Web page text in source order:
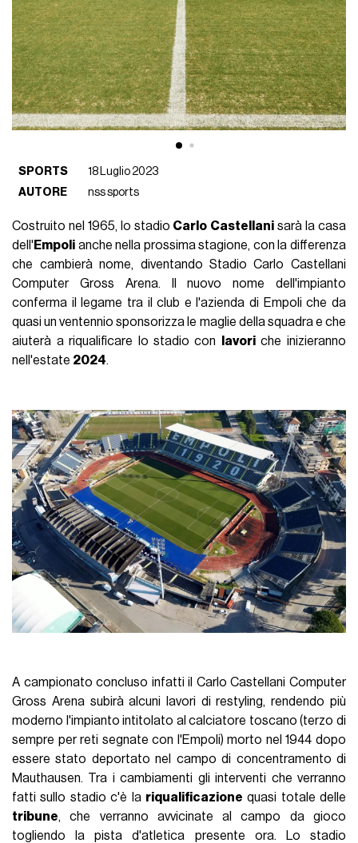
SPORTS
18 Luglio 2023
AUTORE
nss sports
Costruito nel 1965, lo stadio Carlo Castellani sarà la casa
dell' Empoli anche nella prossima stagione, con la differenza
che cambierà nome, diventando Stadio Carlo Castellani
Computer Gross Arena. Il nuovo nome dell'impianto
conferma il legame tra il club e l'azienda di Empoli che da
quasi un ventennio sponsorizza le maglie della squadra e che
aiuterà a riqualificare lo stadio con
lavoriche inizieranno
nell'estate 2024.
A campionato concluso infatti il Carlo Castellani Computer
Gross Arena subirà alcuni lavori di restyling, rendendo più
moderno l'impianto intitolato al calciatore toscano (terzo di
sempre per reti segnate con l'Empoli) morto nel 1944 dopo
essere stato deportato nel campo di concentramento di
Mauthausen. Tra i cambiamenti gli interventi che verranno
fatti sullo stadio c'è la riqualificazione quasi totale delle
tribune, che verranno avvicinate al campo da gioco
togliendo la pista d'atletica presente ora. Lo stadio